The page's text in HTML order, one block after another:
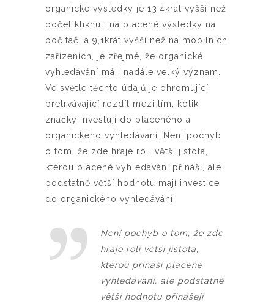
organické výsledky je 13,4krát vyšší než
počet kliknutí na placené výsledky na
počítači a 9,1krát vyšší než na mobilních
zařízeních, je zřejmé, že organické
vyhledávání má i nadále velký význam.
Ve světle těchto údajů je ohromující
přetrvávající rozdíl mezi tím, kolik
značky investují do placeného a
organického vyhledávání. Není pochyb
o tom, že zde hraje roli větší jistota,
kterou placené vyhledávání přináší, ale
podstatně větší hodnotu mají investice
do organického vyhledávání.
Není pochyb o tom, že zde
hraje roli větší jistota,
kterou přináší placené
vyhledávání, ale podstatně
větší hodnotu přinášejí